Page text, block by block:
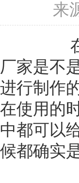
来
厂家是不
进行制作
在使用的
中都可以
候都确实